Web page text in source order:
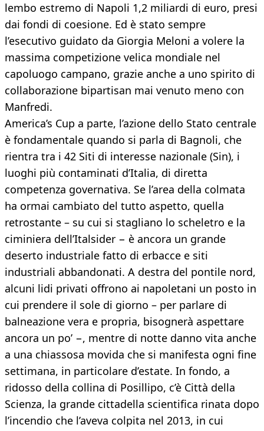
lembo estremo di Napoli 1,2 miliardi di euro, presi
dai fondi di coesione. Ed è stato sempre
l’esecutivo guidato da Giorgia Meloni a volere la
massima competizione velica mondiale nel
capoluogo campano, grazie anche a uno spirito di
collaborazione bipartisan mai venuto meno con
Manfredi.
America’s Cup a parte, l’azione dello Stato centrale
è fondamentale quando si parla di Bagnoli, che
rientra tra i 42 Siti di interesse nazionale (Sin), i
luoghi più contaminati d’Italia, di diretta
competenza governativa. Se l’area della colmata
ha ormai cambiato del tutto aspetto, quella
retrostante – su cui si stagliano lo scheletro e la
ciminiera dell’Italsider − è ancora un grande
deserto industriale fatto di erbacce e siti
industriali abbandonati. A destra del pontile nord,
alcuni lidi privati offrono ai napoletani un posto in
cui prendere il sole di giorno – per parlare di
balneazione vera e propria, bisognerà aspettare
ancora un po’ −, mentre di notte danno vita anche
a una chiassosa movida che si manifesta ogni fine
settimana, in particolare d’estate. In fondo, a
ridosso della collina di Posillipo, c’è Città della
Scienza, la grande cittadella scientifica rinata dopo
l’incendio che l’aveva colpita nel 2013, in cui